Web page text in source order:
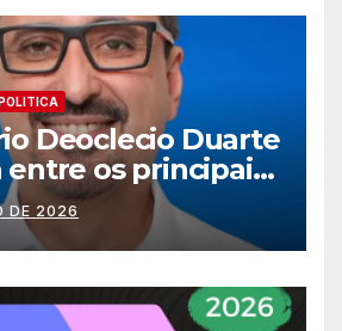
Deoclecio Duarte
os principais
Brasil para
DE 2026